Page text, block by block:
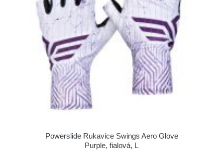
Powerslide Rukavice Swings Aero Glove
Purple, fialová, L